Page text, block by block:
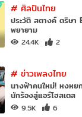
#ศิลปินไทย
ประวัติ สตางค์ ตริษา
พยายาม
24.4K 2
#ข่าวเพลงไทย
นางฟ้าคนใหม่! หงหย
นักร้องสู่แอร์โฮสเตส
9.5K 6